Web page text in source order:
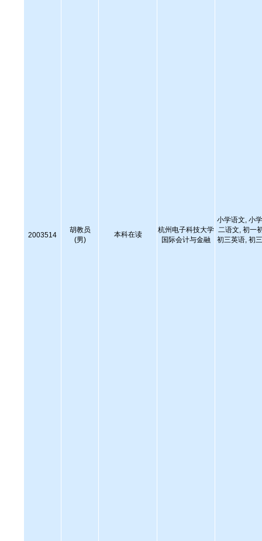
2003514
胡教员
(男)
本科在读
杭州电子科技大学
国际会计与金融
小学语文, 小
二语文, 初一
初三英语, 初